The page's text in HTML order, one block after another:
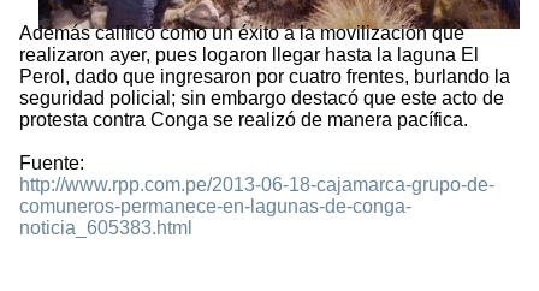
Además calificó como un éxito a la movilización que
realizaron ayer, pues logaron llegar hasta la laguna El
Perol, dado que ingresaron por cuatro frentes, burlando la
seguridad policial; sin embargo destacó que este acto de
protesta contra Conga se realizó de manera pacífica.
Fuente:
http://www.rpp.com.pe/2013-06-18-cajamarca-grupo-de-
comuneros-permanece-en-lagunas-de-conga-
noticia_605383.html